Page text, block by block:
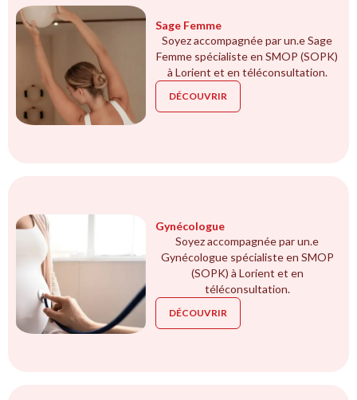
Sage Femme
Soyez accompagnée par un.e Sage
Femme spécialiste en SMOP (SOPK)
à Lorient et en téléconsultation.
DÉCOUVRIR
Gynécologue
Soyez accompagnée par un.e
Gynécologue spécialiste en SMOP
(SOPK) à Lorient et en
téléconsultation.
DÉCOUVRIR